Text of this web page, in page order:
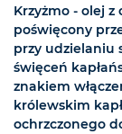
Krzyżmo - olej
poświęcony
przy udzielaniu
święceń
znakiem
królewskim
ochrzczonego